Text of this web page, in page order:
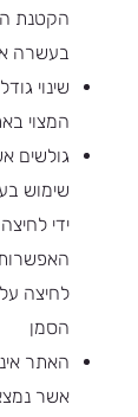
הקטנת
בעשרה
שינוי
המצוי
גולשים
שימוש
הסמן
האתר
אשר